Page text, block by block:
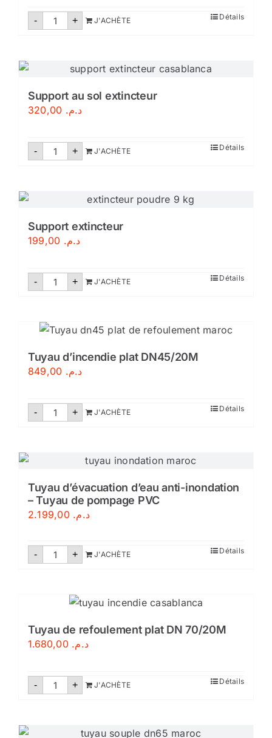
- quantité
Maroc
+ J'ACHÈTE Détails
Support au sol extincteur
د.م.
- quantité
extincteur
+ J'ACHÈTE Détails
Support extincteur
د.م.
- quantité
+ J'ACHÈTE Détails
Tuyau d’incendie plat DN45/20M
د.م.
- quantité
DN45/20M
+ J'ACHÈTE Détails
Tuyau d’évacuation d’eau anti-inondation
– Tuyau de pompage PVC
د.م. 2.199,00
- quantité
inondation
Tuyau
de
pompage
+ J'ACHÈTE Détails
Tuyau de refoulement plat DN 70/20M
د.م. 1.680,00
- quantité
+ J'ACHÈTE Détails